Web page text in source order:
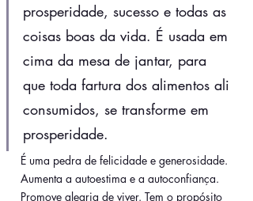
prosperidade, sucesso e todas as
coisas boas da vida. É usada em
cima da mesa de jantar, para
que toda fartura dos alimentos ali
consumidos, se transforme em
prosperidade.
É uma pedra de felicidade e generosidade.
Aumenta a autoestima e a autoconfiança.
Promove alegria de viver. Tem o propósito